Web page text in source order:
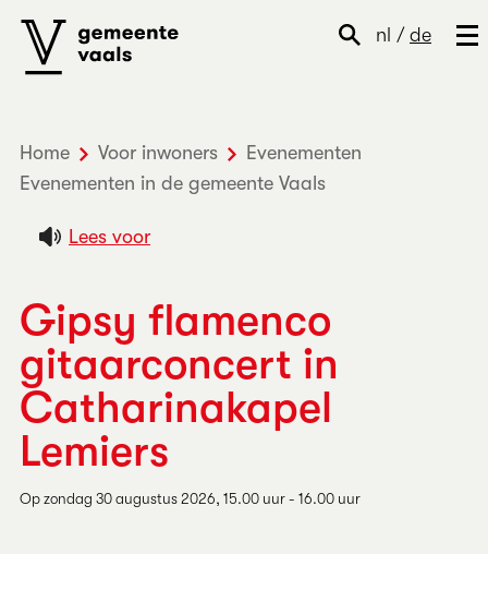
nl / de
Home Voor inwoners
Evenementen
Evenementen in de gemeente Vaals
Lees voor
Gipsy flamenco
gitaarconcert in
Catharinakapel
Lemiers
Op zondag 30 augustus 2026, 15.00 uur - 16.00 uur